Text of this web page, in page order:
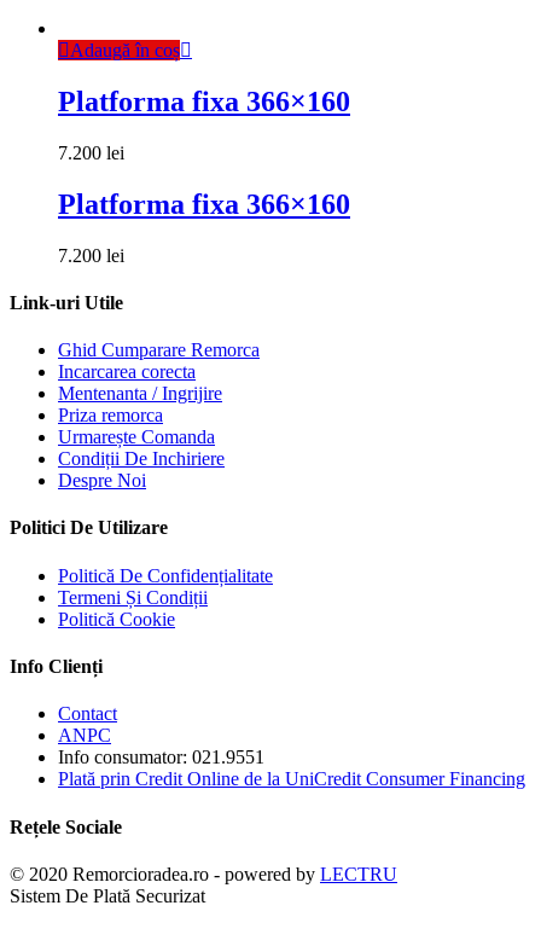
Adaugă în coș
Platforma fixa 366×160
7.200 lei
Platforma fixa 366×160
7.200 lei
Link-uri Utile
Ghid Cumparare Remorca
Incarcarea corecta
Mentenanta / Ingrijire
Priza remorca
Urmarește Comanda
Condiții De Inchiriere
Despre Noi
Politici De Utilizare
Politică De Confidențialitate
Termeni Și Condiții
Politică Cookie
Info Clienți
Contact
ANPC
Info consumator: 021.9551
Plată prin Credit Online de la UniCredit Consumer Financing
Rețele Sociale
© 2020 Remorcioradea.ro - powered by LECTRU
Sistem De Plată Securizat